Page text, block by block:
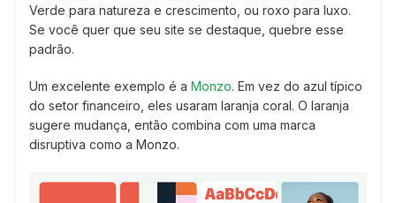
Verde para natureza e crescimento, ou roxo para luxo.
Se você quer que seu site se destaque, quebre esse
padrão.
Um excelente exemplo é a Monzo. Em vez do azul típico
do setor financeiro, eles usaram laranja coral. O laranja
sugere mudança, então combina com uma marca
disruptiva como a Monzo.